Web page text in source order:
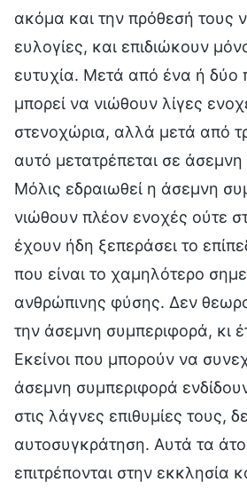
ακόμα και την πρόθεσή τους
ευλογίες, και επιδιώκουν
ευτυχία. Μετά από ένα ή δύο
μπορεί να νιώθουν λίγες
στενοχώρια, αλλά μετά από
αυτό μετατρέπεται σε
Μόλις εδραιωθεί η άσεμνη
νιώθουν πλέον ενοχές ούτε
έχουν ήδη ξεπεράσει το
που είναι το χαμηλότερο
ανθρώπινης φύσης. Δεν
την άσεμνη συμπεριφορά, κι
Εκείνοι που μπορούν να
άσεμνη συμπεριφορά
στις λάγνες επιθυμίες τους,
αυτοσυγκράτηση. Αυτά τα
επιτρέπονται στην εκκλησία